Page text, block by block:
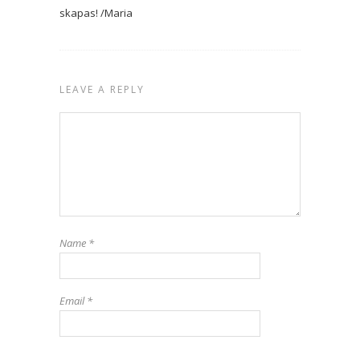
skapas! /Maria
LEAVE A REPLY
Name *
Email*